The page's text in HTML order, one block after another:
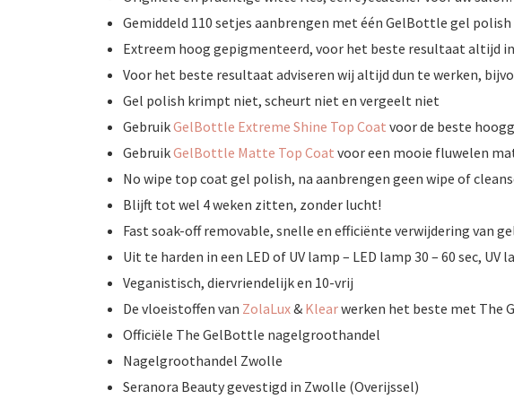
Gemiddeld 110 setjes aanbrengen met één GelBottle gel
Extreem hoog gepigmenteerd, voor het beste resultaat altijd
Voor het beste resultaat adviseren wij altijd dun te werken,
Gel polish krimpt niet, scheurt niet en vergeelt niet
GebruikGelBottle Extreme Shine Top Coat voor de beste
GebruikGelBottle Matte Top Coat voor een mooie fluwelen
No wipe top coat gel polish, na aanbrengen geen wipe of
Blijft tot wel 4 weken zitten, zonder lucht!
Fast soak-off removable, snelle en efficiënte verwijdering van
Uit te harden in een LED of UV lamp – LED lamp 30 – 60 sec, UV
Veganistisch, diervriendelijk en 10-vrij
De vloeistoffen van ZolaLux& Klearwerken het beste met The
Officiële The GelBottle nagelgroothandel
Nagelgroothandel Zwolle
Seranora Beauty gevestigd in Zwolle (Overijssel)